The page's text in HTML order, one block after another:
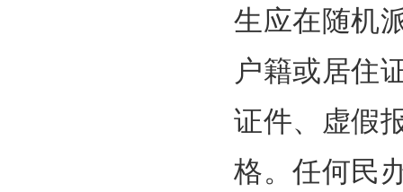
生应在随机
户籍或居住
证件、虚假
格。任何民